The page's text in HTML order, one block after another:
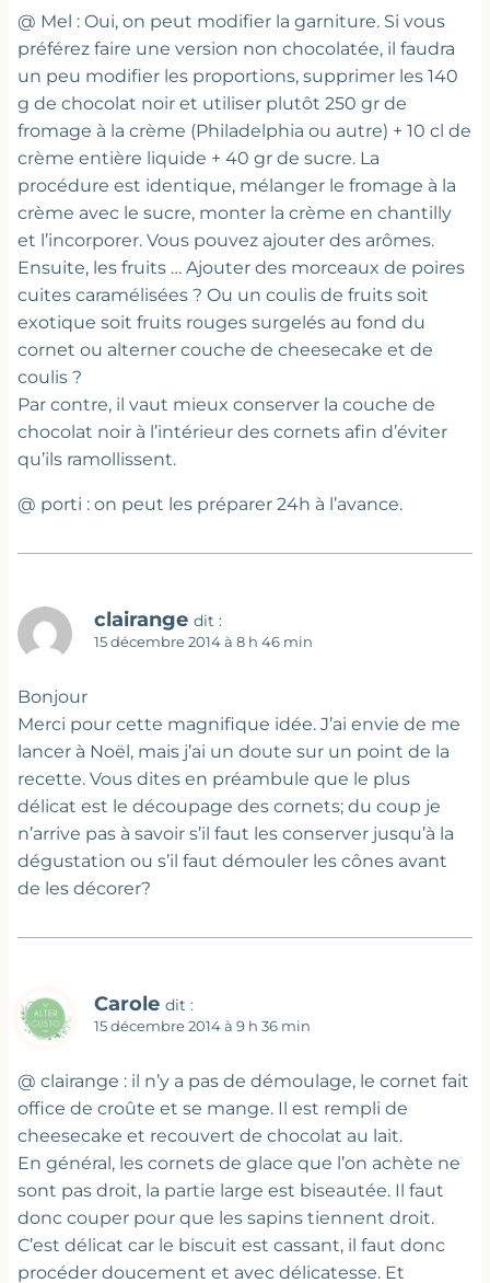
@ Mel : Oui, on peut modifier la garniture. Si vous
préférez faire une version non chocolatée, il faudra
un peu modifier les proportions, supprimer les 140
g de chocolat noir et utiliser plutôt 250 gr de
fromage à la crème (Philadelphia ou autre) + 10 cl de
crème entière liquide + 40 gr de sucre. La
procédure est identique, mélanger le fromage à la
crème avec le sucre, monter la crème en chantilly
et l’incorporer. Vous pouvez ajouter des arômes.
Ensuite, les fruits … Ajouter des morceaux de poires
cuites caramélisées ? Ou un coulis de fruits soit
exotique soit fruits rouges surgelés au fond du
cornet ou alterner couche de cheesecake et de
coulis ?
Par contre, il vaut mieux conserver la couche de
chocolat noir à l’intérieur des cornets afin d’éviter
qu’ils ramollissent.
@ porti : on peut les préparer 24h à l’avance.
clairange dit :
15 décembre 2014 à 8 h 46 min
Bonjour
Merci pour cette magnifique idée. J’ai envie de me
lancer à Noël, mais j’ai un doute sur un point de la
recette. Vous dites en préambule que le plus
délicat est le découpage des cornets; du coup je
n’arrive pas à savoir s’il faut les conserver jusqu’à la
dégustation ou s’il faut démouler les cônes avant
de les décorer?
Carole dit :
15 décembre 2014 à 9 h 36 min
@ clairange : il n’y a pas de démoulage, le cornet fait
office de croûte et se mange. Il est rempli de
cheesecake et recouvert de chocolat au lait.
En général, les cornets de glace que l’on achète ne
sont pas droit, la partie large est biseautée. Il faut
donc couper pour que les sapins tiennent droit.
C’est délicat car le biscuit est cassant, il faut donc
procéder doucement et avec délicatesse. Et